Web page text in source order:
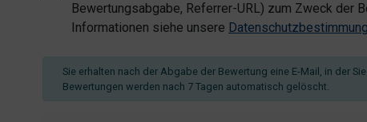
Bewertungsabgabe, Referrer-URL) zum Zweck der
Informationen siehe unsere
Sie erhalten nach der Abgabe der Bewertung eine E-Mail, in der
Bewertungen werden nach 7 Tagen automatisch gelöscht.